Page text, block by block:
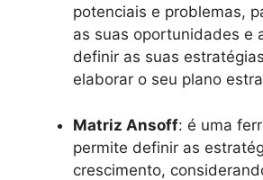
potenciais e problemas,
as suas oportunidades e
definir as suas
elaborar o seu plano
Matriz Ansoff: é uma
permite definir as
crescimento,